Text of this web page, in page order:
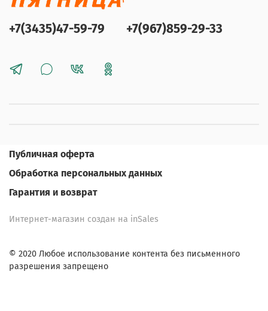
+7(3435)47-59-79 +7(967)859-29-33
Публичная оферта
Обработка персональных данных
Гарантия и возврат
Интернет-магазин создан на inSales
© 2020 Любое использование контента без письменного
разрешения запрещено